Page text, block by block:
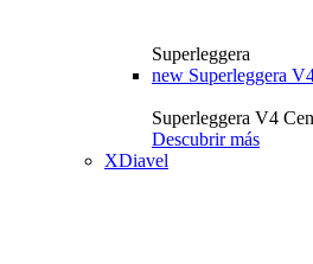
Superleggera
new Superleggera
Superleggera V4
Descubrir más
XDiavel